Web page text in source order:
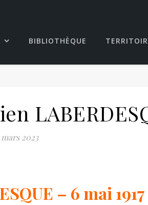
BIBLIOTHÈQUE
mars 2023
– 6 mai 1917